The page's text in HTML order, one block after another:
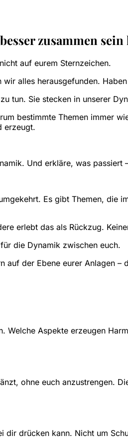
zusammen
auf eurem Sternzeichen.
alles herausgefunden.
tun. Sie stecken in unserer
bestimmte Themen immer
erzeugt.
Und erkläre, was passiert
Es gibt Themen, die
erlebt das als Rückzug.
die Dynamik zwischen euch.
der Ebene eurer Anlagen –
Aspekte erzeugen
ohne euch anzustrengen.
drücken kann. Nicht um